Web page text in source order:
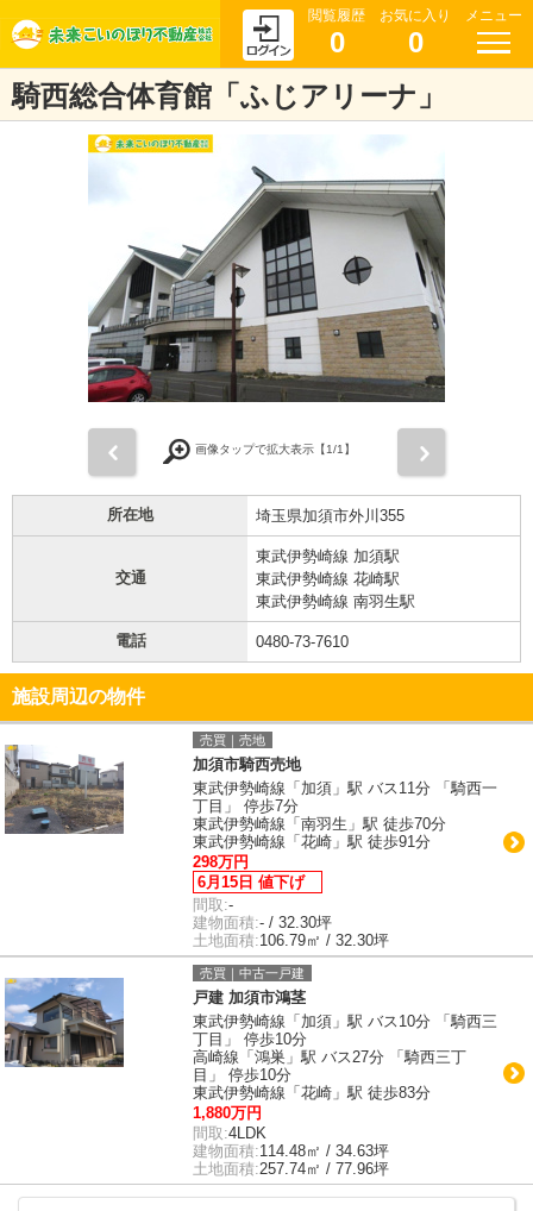
閲覧履歴
0
お気に入り
0
メニュー
騎西総合体育館「ふじアリーナ」
画像タップで拡大表示【1/1】
所在地 埼玉県加須市外川355
交通
東武伊勢崎線 加須駅
東武伊勢崎線 花崎駅
東武伊勢崎線 南羽生駅
電話 0480-73-7610
施設周辺の物件
売買｜売地
加須市騎西売地
東武伊勢崎線「加須」駅 バス11分 「騎西一
丁目」 停歩7分
東武伊勢崎線「南羽生」駅 徒歩70分
東武伊勢崎線「花崎」駅 徒歩91分
298万円
6月15日 値下げ
間取:-
建物面積:- / 32.30坪
土地面積:106.79㎡ / 32.30坪
売買｜中古一戸建
戸建 加須市鴻茎
東武伊勢崎線「加須」駅 バス10分 「騎西三
丁目」 停歩10分
高崎線「鴻巣」駅 バス27分 「騎西三丁
目」 停歩10分
東武伊勢崎線「花崎」駅 徒歩83分
1,880万円
間取:4LDK
建物面積:114.48㎡ / 34.63坪
土地面積:257.74㎡ / 77.96坪